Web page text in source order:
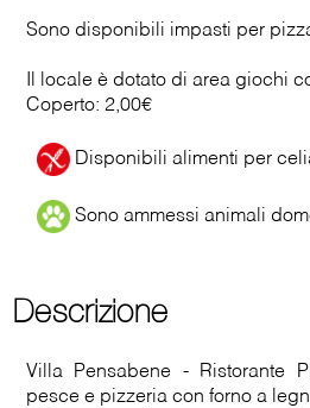
Sono disponibili impasti per
Il locale è dotato di area giochi
Coperto: 2,00€
Disponibili alimenti per
Sono ammessi animali
Descrizione
Villa Pensabene - Ristorante
pesce e pizzeria con forno a